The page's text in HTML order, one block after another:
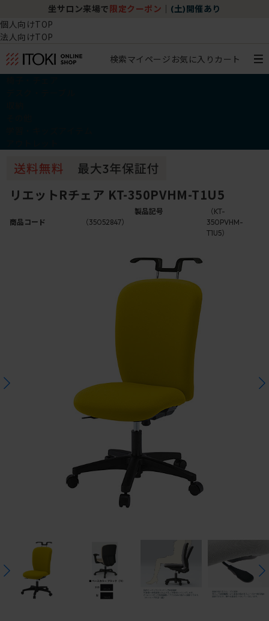
坐サロン来場で 限定クーポン (土)開催あり
個人向けTOP
法人向けTOP
検索マイページ お気に入り カート
リエットRチェア KT-350PVHM-T1U5
商品コード （35052847）
製品記号
（KT-
350PVHM-
T1U5）